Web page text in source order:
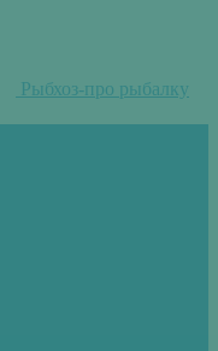
Рыбхоз-про рыбалку